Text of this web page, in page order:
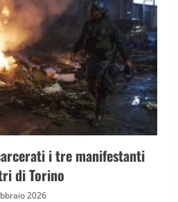
i tre manifestanti
di Torino
2026